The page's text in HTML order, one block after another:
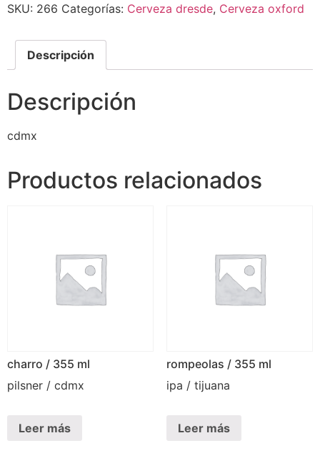
SKU: 266 Categorías: Cerveza dresde, Cerveza oxford
Descripción
Descripción
cdmx
Productos relacionados
charro / 355 ml
pilsner / cdmx
Leer más
rompeolas / 355 ml
ipa / tijuana
Leer más